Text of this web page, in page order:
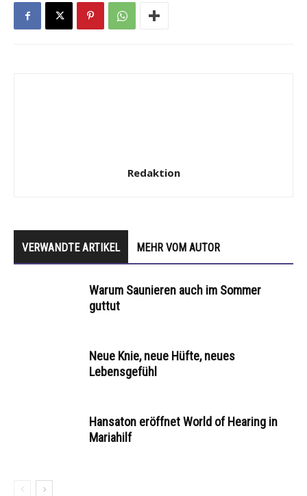
Redaktion
VERWANDTE ARTIKEL MEHR VOM AUTOR
Warum Saunieren auch im Sommer
guttut
Neue Knie, neue Hüfte, neues
Lebensgefühl
Hansaton eröffnet World of Hearing in
Mariahilf